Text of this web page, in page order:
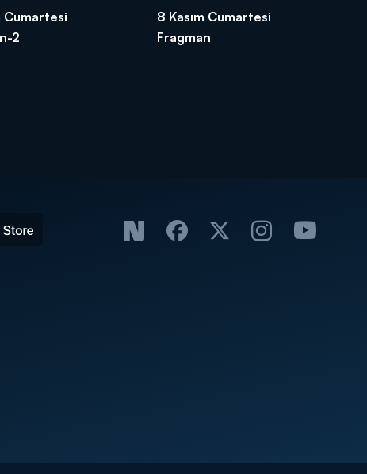
Cumartesi
2
8 Kasım Cumartesi
Fragman